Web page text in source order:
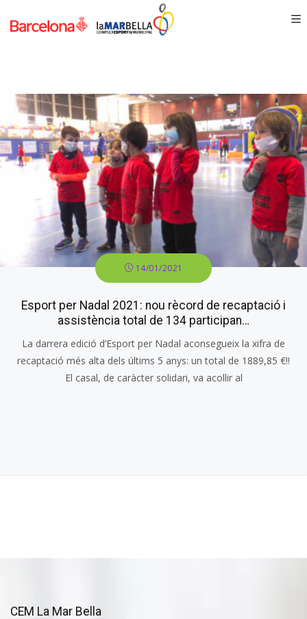
14/01/2021
Esport per Nadal 2021: nou rècord de recaptació i
assistència total de 134 participan…
La darrera edició d’Esport per Nadal aconsegueix la xifra de
recaptació més alta dels últims 5 anys: un total de 1889,85 €!!
El casal, de caràcter solidari, va acollir al
CEM La Mar Bella